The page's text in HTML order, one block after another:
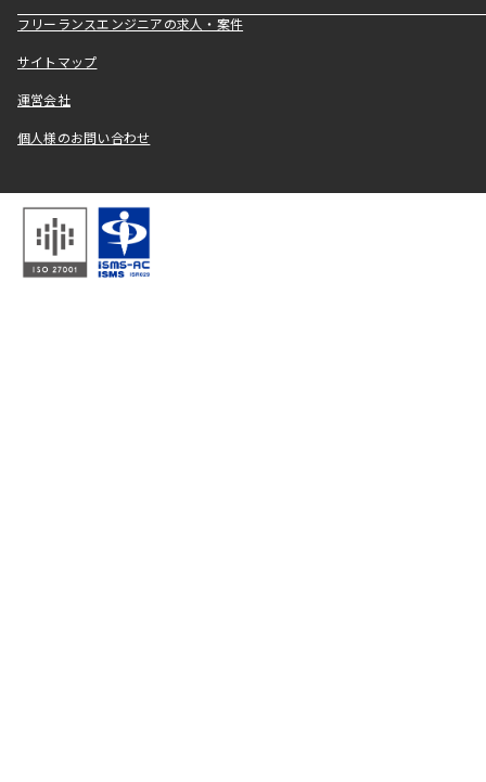
フリーランスエンジニアの求人・案件
サイトマップ
運営会社
個人様のお問い合わせ